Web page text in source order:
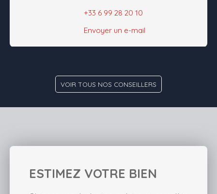
+33 6 99 28 20 10
Envoyer un e-mail
VOIR TOUS NOS CONSEILLERS
ESTIMEZ VOTRE BIEN